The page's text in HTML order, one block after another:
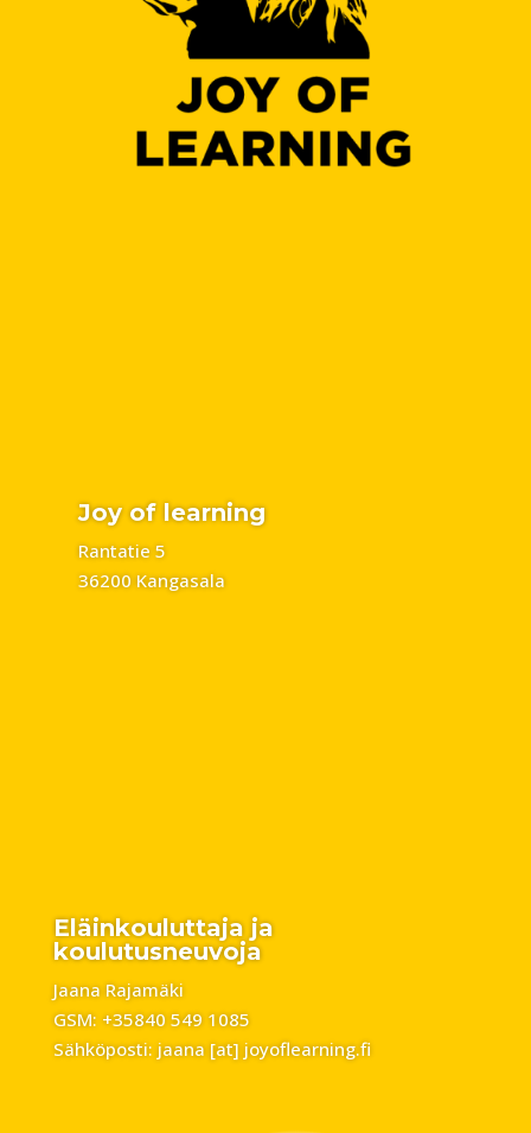
Joy of learning
Rantatie 5
36200 Kangasala
Eläinkouluttaja ja
koulutusneuvoja
Jaana Rajamäki
GSM: +35840 549 1085
Sähköposti: jaana [at] joyoflearning.fi